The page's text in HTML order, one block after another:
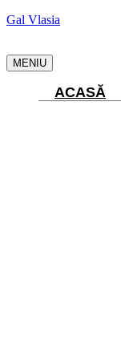
Gal Vlasia
MENIU
ACASĂ